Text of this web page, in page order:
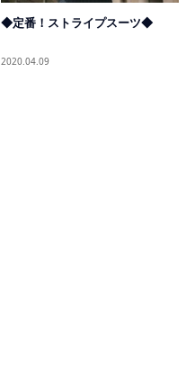
◆定番！ストライプスーツ◆
2020.04.09